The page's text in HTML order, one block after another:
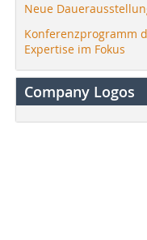
Neue
Konferenzprogramm
Expertise im Fokus
Company Logos